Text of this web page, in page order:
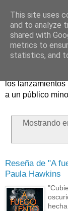
Críticas y
editadas en
los
a un público
Mostrando
Reseña de "A
Paula Hawkins
This site uses
and to analyze
shared with
metrics to
statistics, and